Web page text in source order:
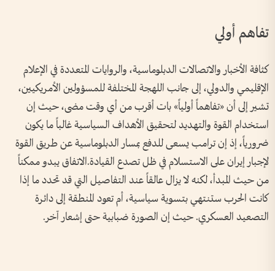
تفاهم أولي
كثافة الأخبار والاتصالات الدبلوماسية، والروايات المتعددة في الإعلام
الإقليمي والدولي، إلى جانب اللهجة المختلفة للمسؤولين الأمريكيين،
تشير إلى أن «تفاهماً أولياً» بات أقرب من أي وقت مضى، حيث إن
استخدام القوة والتهديد لتحقيق الأهداف السياسية غالباً ما يكون
ضرورياً، إذ إن ترامب يسعى للدفع بمسار الدبلوماسية عن طريق القوة
لإجبار إيران على الاستسلام في ظل تصدع القيادة.الاتفاق يبدو ممكناً
من حيث المبدأ، لكنه لا يزال عالقاً عند التفاصيل التي قد تحدد ما إذا
كانت الحرب ستنتهي بتسوية سياسية، أم تعود المنطقة إلى دائرة
التصعيد العسكري. حيث إن الصورة ضبابية حتى إشعار آخر.